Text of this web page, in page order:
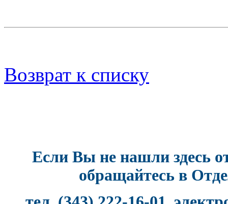
Возврат к списку
Если Вы не нашли здесь
обращайтесь в